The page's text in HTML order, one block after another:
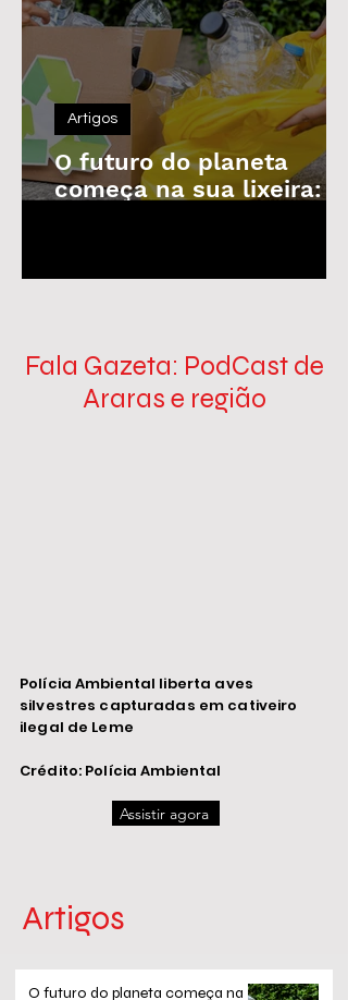
O futuro do planeta
começa na sua lixeira: o
Artigos
Fala Gazeta: PodCast de
Araras e região
Polícia Ambiental liberta aves
silvestres capturadas em cativeiro
ilegal de Leme
Crédito: Polícia Ambiental
Assistir agora
Artigos
O futuro do planeta começa na